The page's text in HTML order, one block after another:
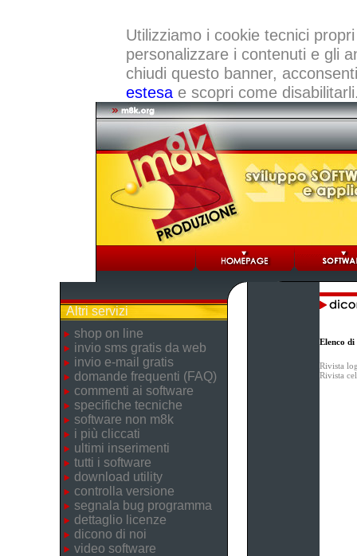
Utilizziamo i cookie tecnici
personalizzare i contenuti e gli
chiudi questo banner,
estesae scopri come
Altri servizi
shop on line
invio sms gratis da web
invio e-mail gratis
domande frequenti (FAQ)
commenti ai software
specifiche tecniche
software non m8k
i più cliccati
ultimi inserimenti
tutti i software
download utility
controlla versione
segnala bug programma
dettaglio licenze
dicono di noi
video software
Elenco
Rivista
Rivista